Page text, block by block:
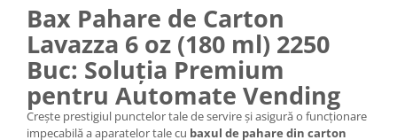
Bax Pahare de Carton
Lavazza 6 oz (180 ml) 2250
Buc: Soluția Premium
pentru Automate Vending
Crește prestigiul punctelor tale de servire și asigură o funcționare
impecabilă a aparatelor tale cu baxul de pahare din carton